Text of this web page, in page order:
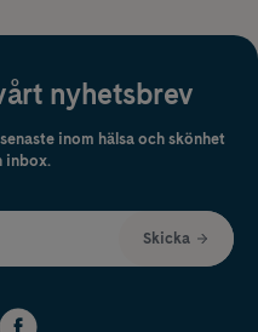
nyhetsbrev
inom hälsa och skönhet
inbox.
Skicka